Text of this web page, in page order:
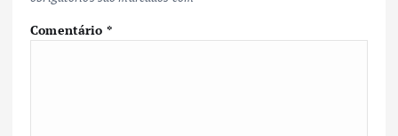
Comentário *